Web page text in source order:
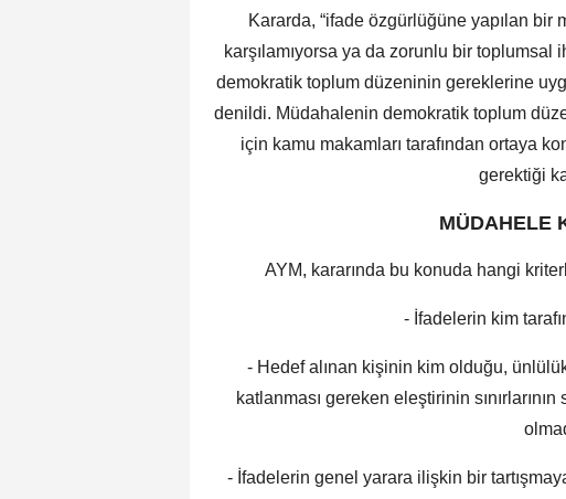
Kararda, “ifade özgürlüğüne yapılan bir
karşılamıyorsa ya da zorunlu bir toplumsal
demokratik toplum düzeninin gereklerine
denildi. Müdahalenin demokratik toplum
için kamu makamları tarafından ortaya
gerektiği
MÜDAHELE
AYM, kararında bu konuda hangi
- İfadelerin kim
- Hedef alınan kişinin kim olduğu,
katlanması gereken eleştirinin
- İfadelerin genel yarara ilişkin bir